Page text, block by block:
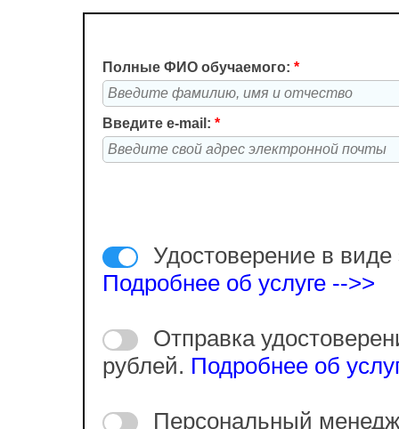
Полные ФИО обучаемого: *
Введите e-mail: *
Удостоверение в виде
Подробнее об услуге -->>
Отправка
рублей. Подробнее об
Персональный